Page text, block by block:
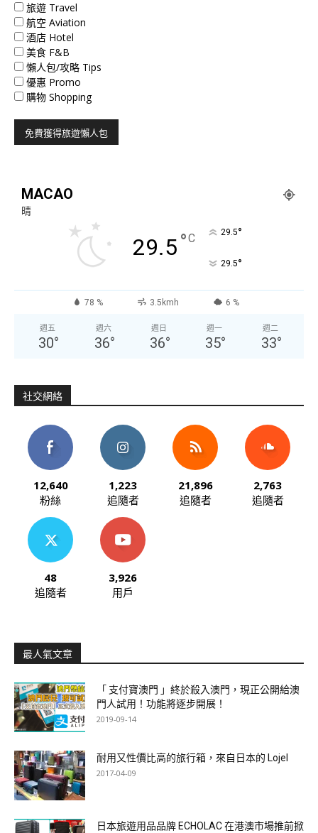
旅遊 Travel
航空 Aviation
酒店 Hotel
美食 F&B
懶人包/攻略 Tips
優惠 Promo
購物 Shopping
MACAO
晴
29.5°C 29.5°
29.5°
78 % 3.5kmh 6 %
週五
30°
週六
36°
週日
36°
週一
35°
週二
33°
社交網絡
12,640
粉絲
1,223
追隨者
21,896
追隨者
2,763
追隨者
48
追隨者
3,926
用戶
最人氣文章
「 支付寶澳門 」終於殺入澳門，現正公開給澳
門人試用！功能將逐步開展！
2019-09-14
耐用又性價比高的旅行箱，來自日本的 Lojel
2017-04-09
日本旅遊用品品牌 ECHOLAC 在港澳市場推前掀